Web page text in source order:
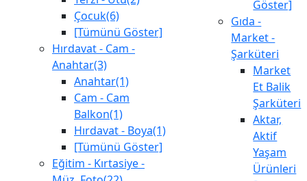
Çocuk(6)
[Tümünü Göster]
Hırdavat - Cam -
Anahtar(3)
Anahtar(1)
Cam - Cam
Balkon(1)
Hırdavat - Boya(1)
[Tümünü Göster]
Eğitim - Kırtasiye -
Göster]
Gıda -
Market -
Şarküteri
Market
Et Balik
Şarküteri
Aktar,
Aktif
Yaşam
Ürünleri